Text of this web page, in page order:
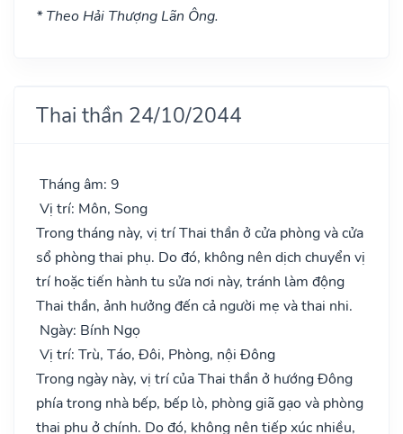
* Theo Hải Thượng Lãn Ông.
Thai thần 24/10/2044
Tháng âm: 9
Vị trí: Môn, Song
Trong tháng này, vị trí Thai thần ở cửa phòng và cửa
sổ phòng thai phụ. Do đó, không nên dịch chuyển vị
trí hoặc tiến hành tu sửa nơi này, tránh làm động
Thai thần, ảnh hưởng đến cả người mẹ và thai nhi.
Ngày: Bính Ngọ
Vị trí: Trù, Táo, Đôi, Phòng, nội Đông
Trong ngày này, vị trí của Thai thần ở hướng Đông
phía trong nhà bếp, bếp lò, phòng giã gạo và phòng
thai phụ ở chính. Do đó, không nên tiếp xúc nhiều,